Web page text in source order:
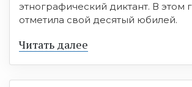
этнографический диктант. В этом
отметила свой десятый юбилей.
Читать далее